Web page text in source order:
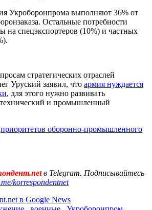
Укроборонпрома выполняют 36% от
Остальные потребности
на спецэкспортеров (10%) и частных
стратегических отраслей
Уруский заявил, что армия нуждается
, для этого нужно развивать
технический и промышленный
приоритетов оборонно-промышленного
в Telegram. Подписывайтесь
korrespondentnet
в Google News